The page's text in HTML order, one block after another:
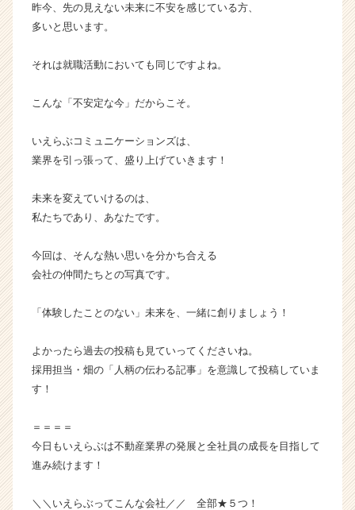
ム
ン】
ベ
ャ
ー・
長
企
か
ら
ス
ウ
が
届
イ
ア
昨今、先の見えない未来に不安を感じている方、
多いと思います。
それは就職活動においても同じですよね。
こんな「不安定な今」だからこそ。
いえらぶコミュニケーションズは、
業界を引っ張って、盛り上げていきます！
未来を変えていけるのは、
私たちであり、あなたです。
今回は、そんな熱い思いを分かち合える
会社の仲間たちとの写真です。
「体験したことのない」未来を、一緒に創りましょう！
よかったら過去の投稿も見ていってくださいね。
採用担当・畑の「人柄の伝わる記事」を意識して投稿していま
す！
＝＝＝＝
今日もいえらぶは不動産業界の発展と全社員の成長を目指して
進み続けます！
＼＼いえらぶってこんな会社／／ 全部★５つ！